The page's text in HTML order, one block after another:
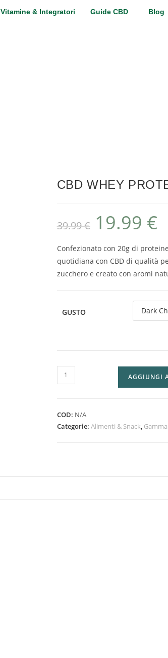
Vitamine & Integratori Guide CBD Blog
CBD WHEY
39.99€ 19.99 €
Confezionato con 20g di
quotidiana con CBD di qualità
zucchero e creato con aromi
GUSTO
AGGIUNGI
COD: N/A
Categorie: Alimenti & Snack,